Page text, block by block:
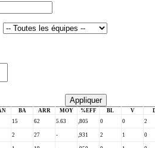
Appliquer
BA ARR MOY %EFF BL V
15 62 5.63 ,805 0 0
2
2 27 - ,931 2 1
0